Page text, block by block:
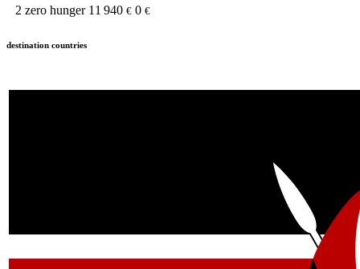
2 zero hunger 11 940 € 0 €
destination countries